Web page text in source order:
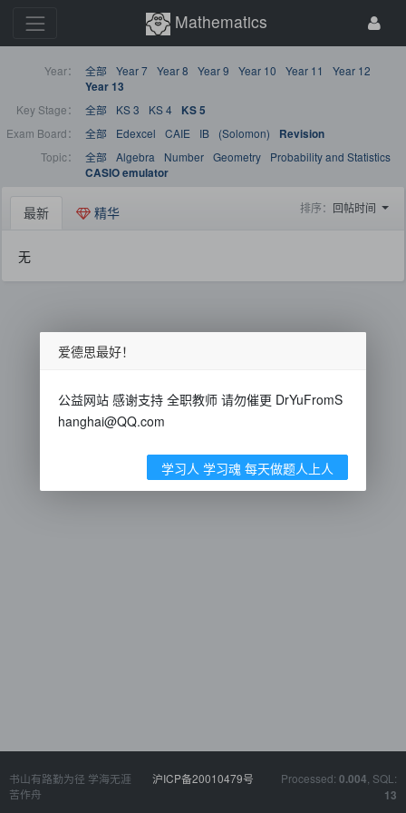
Mathematics
Year： 全部 Year 7 Year 8 Year 9 Year 10 Year 11
Year 12
Year 13
Key Stage：
全部 KS 3 KS 4
KS 5
Exam Board：
全部 Edexcel CAIE IB (Solomon)
Revision
Topic：
全部 Algebra Number Geometry
Probability and Statistics
CASIO emulator
最新 精华 排序： 回帖时间
无
书山有路勤为径 学海无涯
苦作舟
沪ICP备20010479号 Processed: 0.004 , SQL:
13
爱德思最好！
公益网站 感谢支持 全职教师 请勿催更 DrYuFromS
hanghai@QQ.com
学习人 学习魂 每天做题人上人